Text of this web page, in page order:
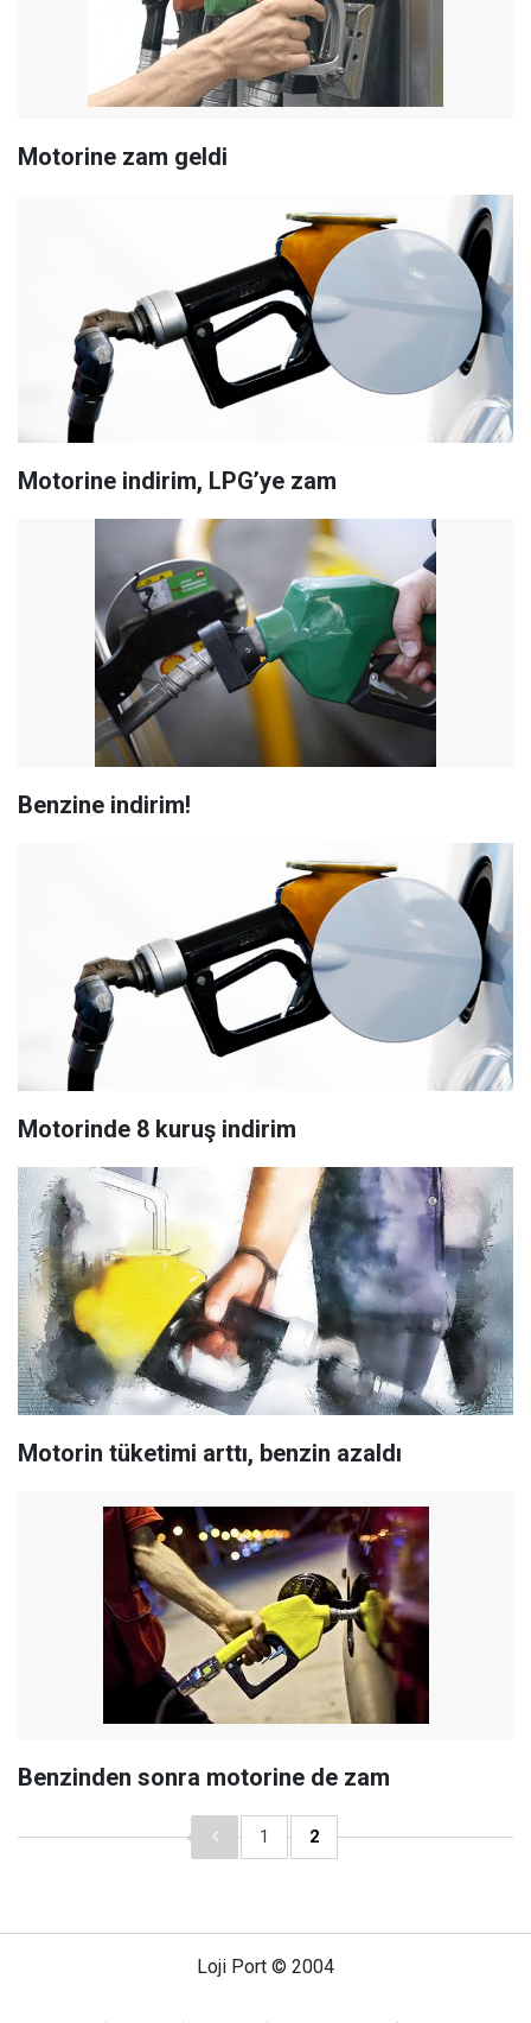
Motorine zam geldi
Motorine indirim, LPG’ye zam
Benzine indirim!
Motorinde 8 kuruş indirim
Motorin tüketimi arttı, benzin azaldı
Benzinden sonra motorine de zam
1 2
Loji Port © 2004